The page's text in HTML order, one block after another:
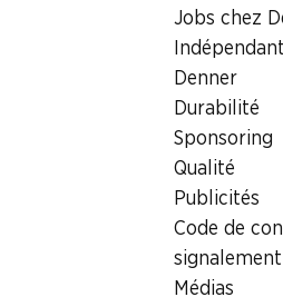
Jobs chez
Denner
Durabilité
Sponsoring
Qualité
Publicités
Code de
signalement
Médias